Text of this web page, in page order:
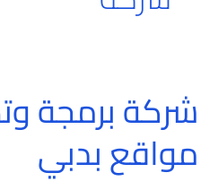
شركة برمجة
مواقع بدبي
شركة
برمجة
وتصميم
مواقع